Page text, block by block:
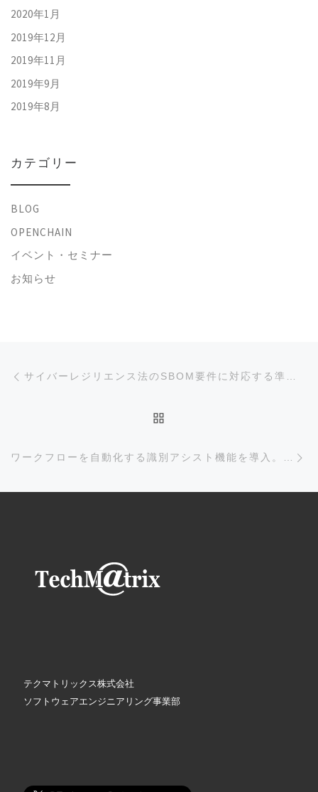
2020年1月
2019年12月
2019年11月
2019年9月
2019年8月
カテゴリー
BLOG
OPENCHAIN
イベント・セミナー
お知らせ
投稿ナビゲーション
テクマトリックス株式会社
ソフトウェアエンジニアリング事業部